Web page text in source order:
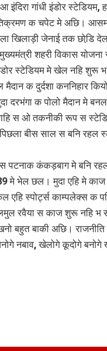
इंदिरा गांधी इंडोर स्टेडियम,
क चपेट मे अछि।
खिलाड़ी जेनाई तक छोडि़
मुख्यमंत्री शहरी विकास
स्टेडियम मे खेल नहि शुरू
क दुर्दशा कननिहार
दरभंगा क पोलो मैदान मे
स ओ तकनीकी रूप स
पिछला बीस साल स बनि
कंकड़बाग मे बनि रहल
मे भेल छल। मुदा एहि मे
एहि स्पोर्ट्स काम्पलेक्स क
रवैया स काज शुरू नहि भ
बहुत बाकी अछि।
नबाव, खेलोगे कूदोगे